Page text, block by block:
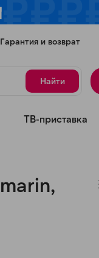
Гарантия и возврат
Найти
ТВ-приставка